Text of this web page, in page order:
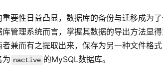
要性日益凸显，数据库的备份与迁移成为
管理系统而言，掌握其数据的导出方法显
兼而有之提取出来，保存为另一种文件格
为 nactive 的MySQL数据库。